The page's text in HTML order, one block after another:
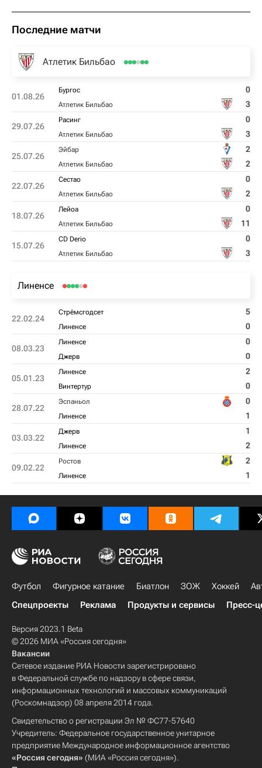
Последние матчи
Атлетик Бильбао
01.08.26
Бургос 0
Атлетик Бильбао 3
29.07.26
Расинг 0
Атлетик Бильбао 3
25.07.26
Эйбар 2
Атлетик Бильбао 2
22.07.26
Сестао 0
Атлетик Бильбао 2
18.07.26
Лейоа 0
Атлетик Бильбао 11
15.07.26
CD Derio 0
Атлетик Бильбао 3
Линенсе
22.02.24
Стрёмсгодсет 5
Линенсе 0
08.03.23
Линенсе 0
Джерв 0
05.01.23
Линенсе 2
Винтертур 0
28.07.22
Эспаньол 0
Линенсе 1
03.03.22
Джерв 1
Линенсе 2
09.02.22
Ростов 2
Линенсе 1
Футбол Фигурное катание Биатлон ЗОЖ Хоккей
Спецпроекты
Реклама Продукты и сервисы Пресс-
Версия 2023.1 Beta
© 2026 МИА «Россия сегодня»
Вакансии
Сетевое издание РИА Новости зарегистрировано
в Федеральной службе по надзору в сфере связи,
информационных технологий и массовых коммуникаций
(Роскомнадзор) 08 апреля 2014 года.
Свидетельство о регистрации Эл № ФС77-57640
Учредитель: Федеральное государственное унитарное
предприятие Международное информационное агентство
«Россия сегодня» (МИА «Россия сегодня»).